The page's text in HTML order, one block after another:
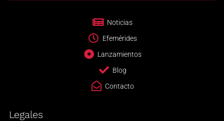
Noticias
Efemérides
Lanzamientos
Blog
Contacto
Legales